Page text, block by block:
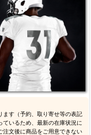
ます（予約、取り寄せ等の表記
ているため、最新の在庫状況に
注文後に商品をご用意できない